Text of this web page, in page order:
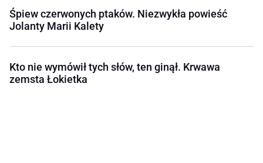
Śpiew czerwonych ptaków. Niezwykła powieść
Jolanty Marii Kalety
Kto nie wymówił tych słów, ten ginął. Krwawa
zemsta Łokietka